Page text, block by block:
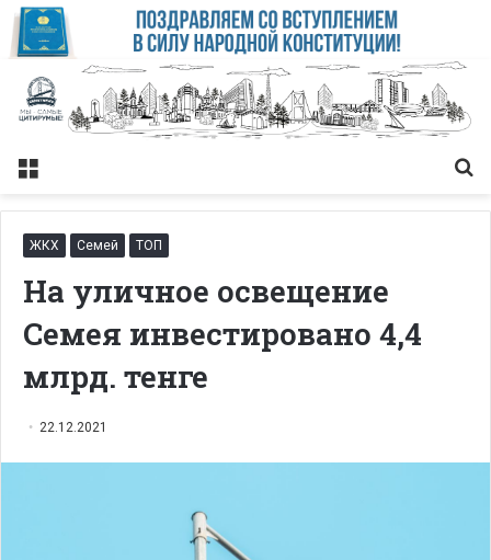
Меню
ЖКХ Семей ТОП
На уличное освещение
Семея инвестировано 4,4
млрд. тенге
22.12.2021